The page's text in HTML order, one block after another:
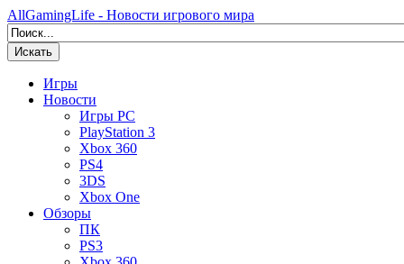
AllGamingLife - Новости игрового мира
Искать
Игры
Новости
Игры PC
PlayStation 3
Xbox 360
PS4
3DS
Xbox One
Обзоры
ПК
PS3